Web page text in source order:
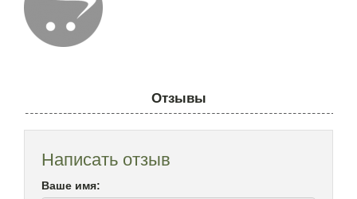
Отзывы
Написать отзыв
Ваше имя: